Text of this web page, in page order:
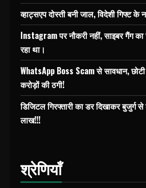
व्हाट्सएप दोस्ती बनी जाल, विदेशी गिफ्ट के
Instagram पर नौकरी नहीं, साइबर गैंग
रहा था।
WhatsApp Boss Scam से सावधान,
करोड़ों की ठगी!
डिजिटल गिरफ्तारी का डर दिखाकर बुजुर्ग
लाख!!!
श्रेणियाँ